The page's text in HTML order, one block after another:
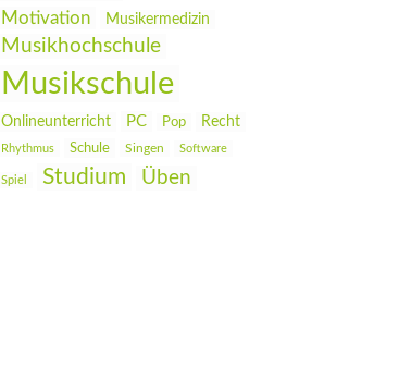
Motivation Musikermedizin
Musikhochschule
Musikschule
Onlineunterricht PC Pop Recht
Rhythmus Schule Singen Software
Spiel Studium Üben